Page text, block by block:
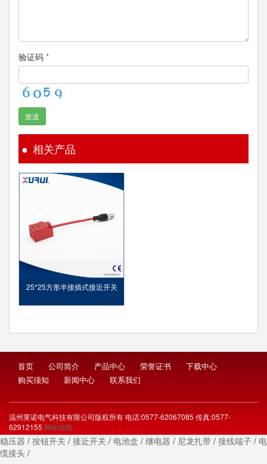
验证码 *
发送
相关产品
25*25方形半接插式接近开关
首页 公司简介 产品中心 荣誉证书
下载中心
购买须知
新闻中心 联系我们
温州莱诺电气科技有限公司版权所有 电话:0577-62067085 传真:0577-
62912155 网站地图
稳压器 / 按钮开关 / 接近开关 / 电池盒 / 继电器 / 尼龙扎带 / 接线端子 / 电
缆接头 /